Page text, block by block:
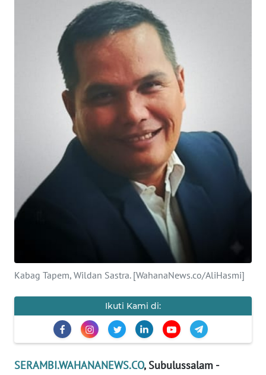
Kabag Tapem, Wildan Sastra. [WahanaNews.co/AliHasmi]
Ikuti Kami di:
SERAMBI.WAHANANEWS.CO, Subulussalam -
TENTANG
KAMI